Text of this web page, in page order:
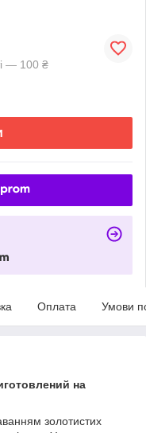
— 100 ₴
Оплата Умови
на
золотистих